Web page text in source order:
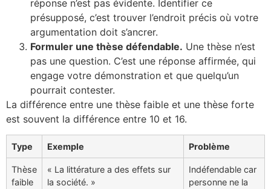
réponse n’est pas évidente. Identifier ce
présupposé, c’est trouver l’endroit précis où votre
argumentation doit s’ancrer.
Formuler une thèse défendable. Une thèse n’est
pas une question. C’est une réponse affirmée, qui
engage votre démonstration et que quelqu’un
pourrait contester.
La différence entre une thèse faible et une thèse forte
est souvent la différence entre 10 et 16.
Type Exemple Problème
Thèse
faible
« La littérature a des effets sur
la société. »
Indéfendable car
personne ne la